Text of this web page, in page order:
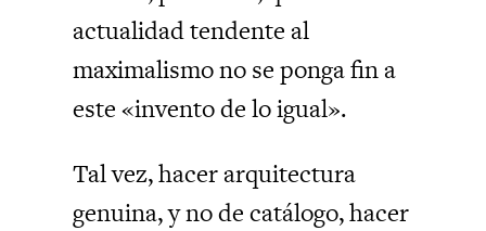
actualidad tendente al
maximalismo no se ponga fin a
este «invento de lo igual».
Tal vez, hacer arquitectura
genuina, y no de catálogo, hacer